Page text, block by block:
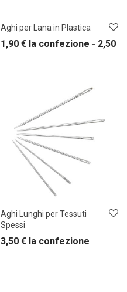
Aghi per Lana in Plastica
1,90 € la confezione – 2,50
Aghi Lunghi per Tessuti
Spessi
3,50 € la confezione